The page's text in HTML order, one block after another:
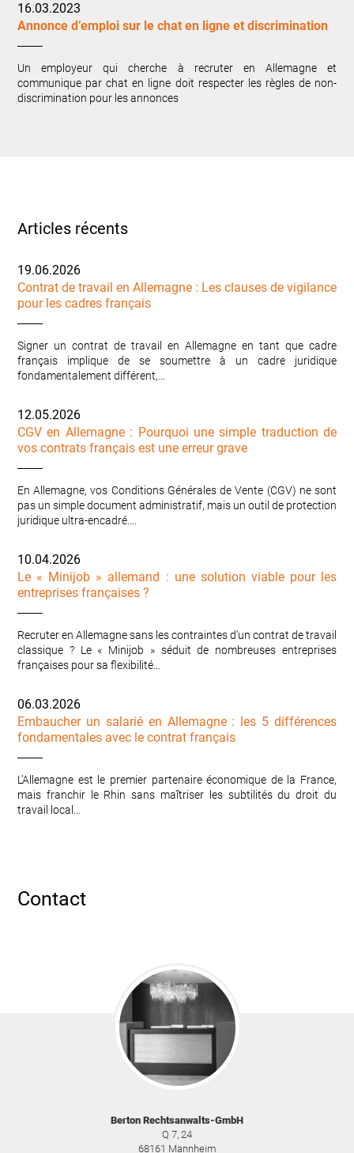
16.03.2023
Annonce d’emploi sur le chat en ligne et discrimination
Un employeur qui cherche à recruter en Allemagne et
communique par chat en ligne doit respecter les règles de non-
discrimination pour les annonces
Articles récents
19.06.2026
Contrat de travail en Allemagne : Les clauses de vigilance
pour les cadres français
Signer un contrat de travail en Allemagne en tant que cadre
français implique de se soumettre à un cadre juridique
fondamentalement différent,…
12.05.2026
CGV en Allemagne : Pourquoi une simple traduction de
vos contrats français est une erreur grave
En Allemagne, vos Conditions Générales de Vente (CGV) ne sont
pas un simple document administratif, mais un outil de protection
juridique ultra-encadré.…
10.04.2026
Le « Minijob » allemand : une solution viable pour les
entreprises françaises ?
Recruter en Allemagne sans les contraintes d'un contrat de travail
classique ? Le « Minijob » séduit de nombreuses entreprises
françaises pour sa flexibilité…
06.03.2026
Embaucher un salarié en Allemagne : les 5 différences
fondamentales avec le contrat français
L’Allemagne est le premier partenaire économique de la France,
mais franchir le Rhin sans maîtriser les subtilités du droit du
travail local…
Contact
Berton Rechtsanwalts-GmbH
Q 7, 24
68161 Mannheim